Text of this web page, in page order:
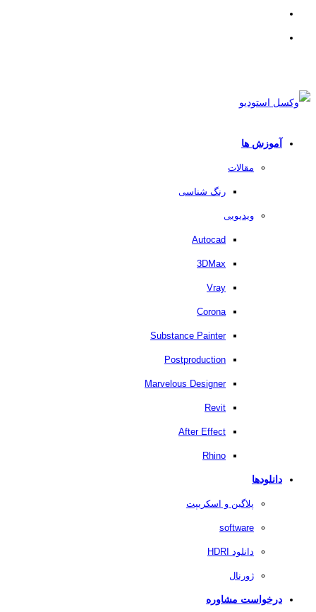
آموزش ها
مقالات
رنگ شناسی
ویدیویی
Autocad
3DMax
Vray
Corona
Substance Painter
Postproduction
Marvelous Designer
Revit
After Effect
Rhino
دانلودها
پلاگین و اسکریپت
software
دانلود HDRI
ژورنال
درخواست مشاوره